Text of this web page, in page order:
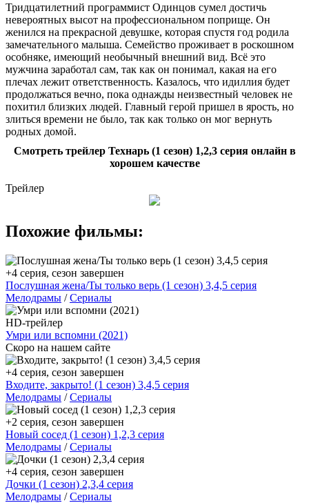
Тридцатилетний программист Одинцов сумел достичь
невероятных высот на профессиональном поприще. Он
женился на прекрасной девушке, которая спустя год родила
замечательного малыша. Семейство проживает в роскошном
особняке, имеющий необычный внешний вид. Всё это
мужчина заработал сам, так как он понимал, какая на его
плечах лежит ответственность. Казалось, что идиллия будет
продолжаться вечно, пока однажды неизвестный человек не
похитил близких людей. Главный герой пришел в ярость, но
злиться времени не было, так как только он мог вернуть
родных домой.
Смотреть трейлер Технарь (1 сезон) 1,2,3 серия онлайн в
хорошем качестве
Трейлер
Похожие фильмы:
+4 серия, сезон завершен
Послушная жена/Ты только верь (1 сезон) 3,4,5 серия
Мелодрамы /Сериалы
HD-трейлер
Умри или вспомни (2021)
Скоро на нашем сайте
+4 серия, сезон завершен
Входите, закрыто! (1 сезон) 3,4,5 серия
Мелодрамы /Сериалы
+2 серия, сезон завершен
Новый сосед (1 сезон) 1,2,3 серия
Мелодрамы /Сериалы
+4 серия, сезон завершен
Дочки (1 сезон) 2,3,4 серия
Мелодрамы /Сериалы